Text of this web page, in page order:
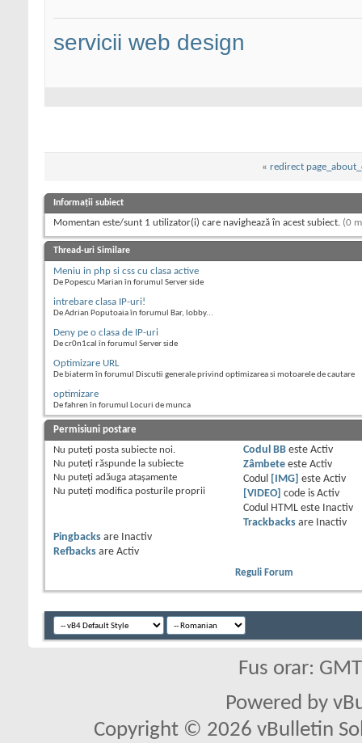
servicii web design
« redirect
Informații subiect
Momentan este/sunt 1 utilizator(i) care navighează în acest subiect. (0
Thread-uri Similare
Meniu in php si css cu clasa active
De Popescu Marian în forumul Server side
intrebare clasa IP-uri!
De Adrian Poputoaia în forumul Bar, lobby...
Deny pe o clasa de IP-uri
De cr0n1cal în forumul Server side
Optimizare URL
De biaterm în forumul Discutii generale privind optimizarea si motoarele de cautare
optimizare
De fahren în forumul Locuri de munca
Permisiuni postare
Nu puteţi posta subiecte noi.
Nu puteţi răspunde la subiecte
Nu puteţi adăuga ataşamente
Nu puteţi modifica posturile proprii
Codul BBeste Activ
Zâmbeteeste Activ
Codul
[IMG] este Activ
[VIDEO]
code is Activ
Codul HTML este
Inactiv
Trackbacksare
Inactiv
Pingbacks are
Inactiv
Refbacks are Activ
Reguli Forum
Fus orar:
Powered by
Copyright © 2026 vBulletin